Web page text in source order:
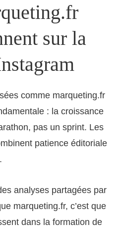
sur la
comme marqueting.fr
: la croissance
pas un sprint. Les
patience éditoriale
analyses partagées par
marqueting.fr, c’est que
dans la formation de